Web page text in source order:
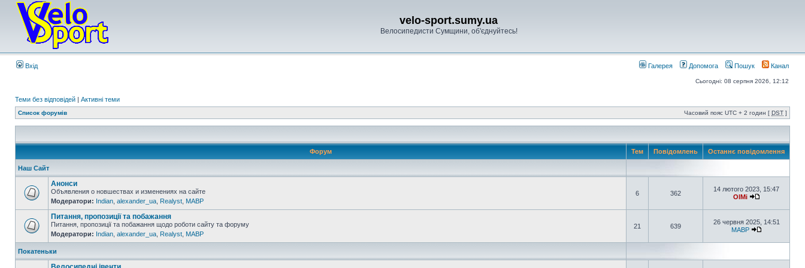
velo-sport.sumy.ua
Велосипедисти Сумщини, об'єднуйтесь!
Вхід Галерея Допомога Пошук Канал
Сьогодні: 08 серпня 2026, 12:12
Теми без відповідей | Активні теми
Список форумів Часовий пояс UTC + 2 годин [ DST ]
Форум Тем Повідомлень Останнє повідомлення
Наш Сайт
Анонси
Объявления о новшествах и изменениях на сайте
Модератори: Indian alexander_ua Realyst MABP
6 362
14 лютого 2023, 15:47
OlMi
Питання, пропозиції та побажання
Питання, пропозиції та побажання щодо роботи сайту та форуму
Модератори: Indian alexander_ua Realyst MABP
21 639
26 червня 2025, 14:51
MABP
Покатеньки